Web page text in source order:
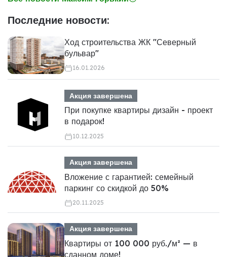
Последние новости:
Ход строительства ЖК "Северный
бульвар"
16.01.2026
Акция завершена
При покупке квартиры дизайн - проект
в подарок!
10.12.2025
Акция завершена
Вложение с гарантией: семейный
паркинг со скидкой до 50%
20.11.2025
Акция завершена
Квартиры от 100 000 руб./м² — в
сданном доме!